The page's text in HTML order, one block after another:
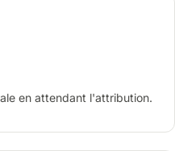
en attendant l'attribution.